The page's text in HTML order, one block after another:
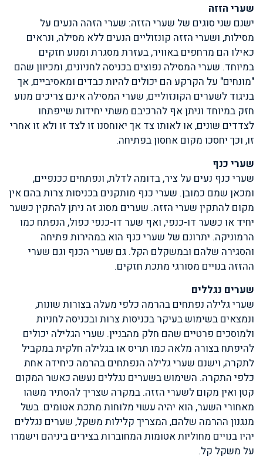
שערי הזזה
ישנם שני סוגים של שערי הזזה: שערי הזהה הנעים על
מסילות, ושערי הזזה קונזוליים הנעים ללא מסילה, ונראים
כאילו הם מרחפים באוויר, בעזרת מסגרת ומנוע חזקים
במיוחד. שערי המסילה נפוצים בכניסה לחניונים, ומכיוון שהם
"מונחים" על הקרקע הם יכולים להיות כבדים ומאסיביים, אך
בניגוד לשערים הקונזוליים, שערי המסילה אינם צריכים מנוע
חזק במיוחד וניתן אף להרכיבם משתי יחידות שייפתחו
לצדדים שונים, או לאותו צד אך יאוחסנו זו לצד זו ולא זו אחרי
זו, וכך יחסכו מקום אחסון בפתיחה.
שערי כנף
שערי כנף נעים על ציר, בדומה לדלת, ונפתחים ככנפיים,
ומכאן שמם כמובן. שערי כנף מותקנים בכניסות צרות בהם אין
מקום להתקין שערי הזזה. שערים מסוג זה ניתן להתקין כשער
יחיד או כשער דו-כנפי, ואף שער דו-כנפי כפול, הנפתח כמו
הרמוניקה. יתרונם של שערי כנף הוא במהירות פתיחה
והסגירה שלהם ובמשקלם הקל. גם שערי הכנף וגם שערי
ההזזה בנויים מסורגי מתכת חזקים.
שערים נגללים
שערי גלילה נפתחים בהרמה כלפי מעלה בצורות שונות,
ונמצאים בשימוש בעיקר בכניסות צרות ובכניסה לחניות
ולמוסכים פרטיים שהם חלק מהבניין. שערי הגלילה יכולים
להיפתח בצורה מלאה כמו תריס או בגלילה חלקית במקביל
לתקרה, וישנם שערי גלילה הנפתחים בהרמה כיחידה אחת
כלפי התקרה. השימוש בשערים נגללים נעשה כאשר המקום
קטן ואין מקום לשערי הזזה. במקרה שצריך להסתיר משהו
מאחורי השער, הוא יהיה עשוי מלוחות מתכת אטומים. בשל
מנגנון ההרמה שלהם, המצריך קלילות משקל, שערים נגללים
יהיו בנויים מחוליות אטומות המחוברות בצירים ביניהם וישמרו
על משקל קל.